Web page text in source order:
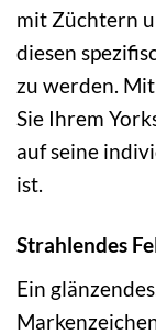
mit Züchtern
diesen
zu werden.
Sie Ihrem
auf seine
ist.
Strahlendes
Ein